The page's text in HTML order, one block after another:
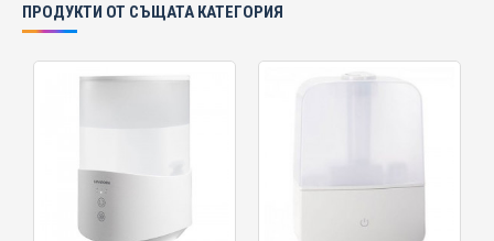
ПРОДУКТИ ОТ СЪЩАТА КАТЕГОРИЯ